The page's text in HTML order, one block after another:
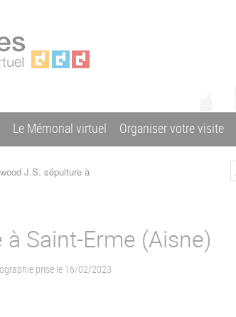
Le Mémorial virtuel Organiser votre visite
J.S. sépulture à
Saint-Erme (Aisne)
prise le 16/02/2023